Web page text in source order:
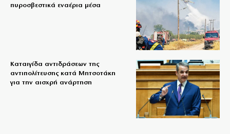
πυροσβεστικά εναέρια μέσα
Καταιγίδα αντιδράσεων της
αντιπολίτευσης κατά Μητσοτάκη
για την αισχρή ανάρτηση